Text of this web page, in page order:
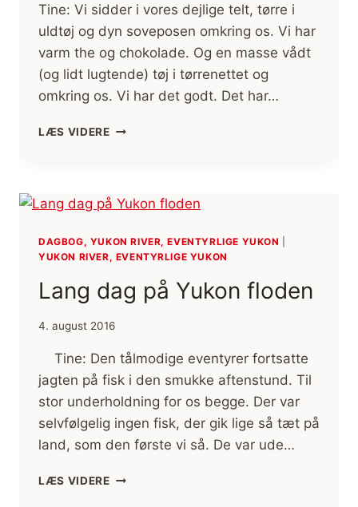
Tine: Vi sidder i vores dejlige telt, tørre i
uldtøj og dyn soveposen omkring os. Vi har
varm the og chokolade. Og en masse vådt
(og lidt lugtende) tøj i tørrenettet og
omkring os. Vi har det godt. Det har…
LÆS VIDEREVÅD
DAGBOG, YUKON RIVER, EVENTYRLIGE YUKON
YUKON RIVER, EVENTYRLIGE YUKON
Lang dag på Yukon floden
4. august 2016
Tine: Den tålmodige eventyrer fortsatte
jagten på fisk i den smukke aftenstund. Til
stor underholdning for os begge. Der var
selvfølgelig ingen fisk, der gik lige så tæt på
land, som den første vi så. De var ude…
LÆS VIDERELANG